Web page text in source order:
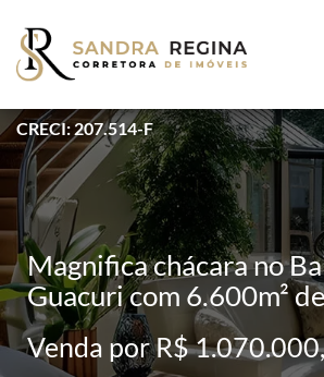
CRECI: 207.514-F
Magnifica chácara no
Guacuri com 6.600m²
Venda por R$